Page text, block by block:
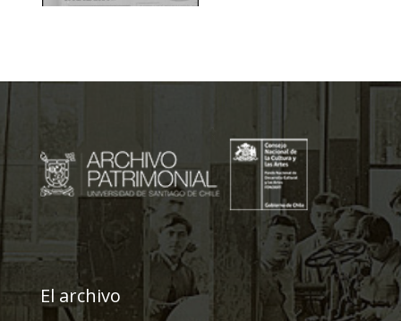
El archivo